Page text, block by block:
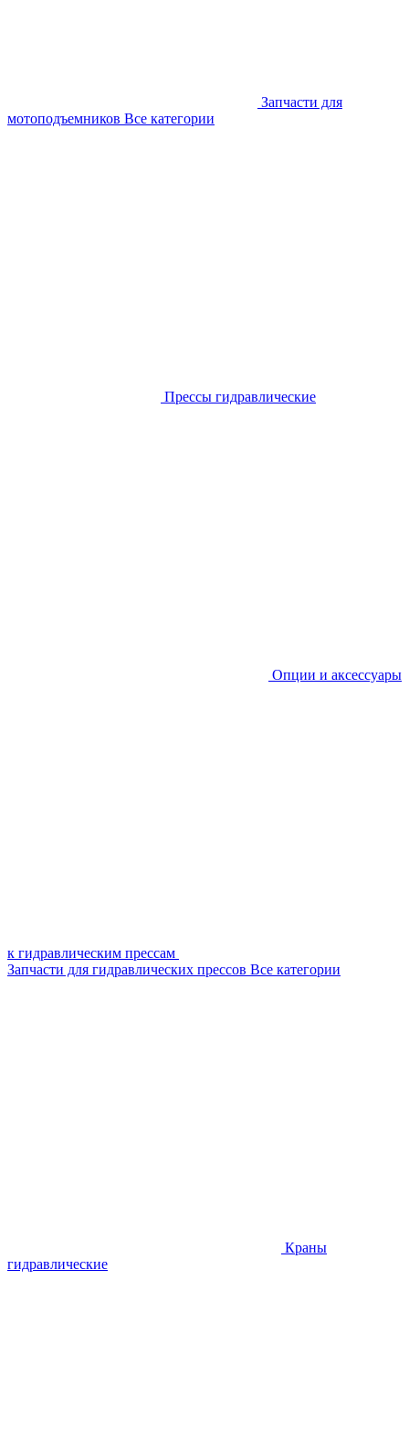
Запчасти для
мотоподъемников Все категории
Прессы гидравлические
Опции и аксессуары
к гидравлическим прессам
Запчасти для гидравлических прессов Все категории
Краны
гидравлические